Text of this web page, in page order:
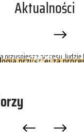
Aktualności
2025
przyspiesza